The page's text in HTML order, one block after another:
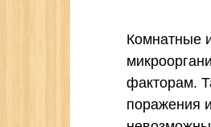
Комнатные
факторам.
поражения